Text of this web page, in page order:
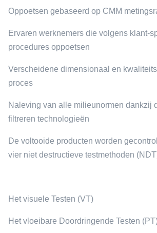
Oppoetsen gebaseerd op CMM
Ervaren werknemers die volgens klant-
procedures oppoetsen
Verscheidene dimensionaal en
proces
Naleving van alle milieunormen dankzij
filtreren technologieën
De voltooide producten worden
vier niet destructieve testmethoden
Het visuele Testen (VT)
Het vloeibare Doordringende Testen